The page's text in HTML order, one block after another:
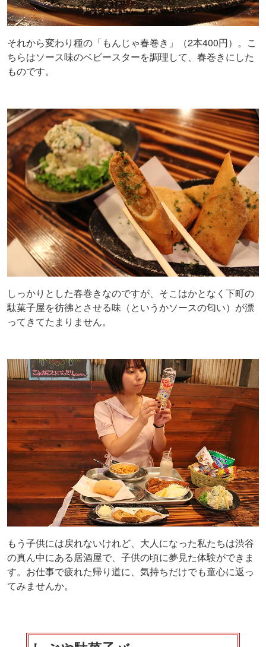
それから変わり種の「もんじゃ春巻き」（2本400円）。こ
ちらはソース味のベビースターを調理して、春巻きにした
ものです。
しっかりとした春巻きなのですが、そこはかとなく下町の
駄菓子屋を彷彿とさせる味（というかソースの匂い）が漂
ってきてたまりません。
もう子供には戻れないけれど、大人になった私たちは渋谷
の真ん中にある居酒屋で、子供の頃に夢見た体験ができま
す。お仕事で疲れた帰り道に、気持ちだけでも童心に返っ
てみませんか。